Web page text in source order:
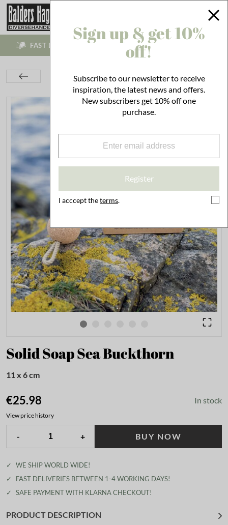
FAST DELIVERIES BETWEEN 1-4 WORKING DAYS!
Solid Soap Sea Buckthorn
Solid Soap Sea Buckthorn
11 x 6 cm
€25.98 In stock
View price history
- + BUY NOW
✓
WE SHIP WORLD WIDE!
✓
FAST DELIVERIES BETWEEN 1-4 WORKING DAYS!
✓
SAFE PAYMENT WITH KLARNA CHECKOUT!
PRODUCT DESCRIPTION
Sign up & get 10%
off!
Subscribe to our newsletter to receive
inspiration, the latest news and offers.
New subscribers get 10% off one
purchase.
Register
I acccept theterms.